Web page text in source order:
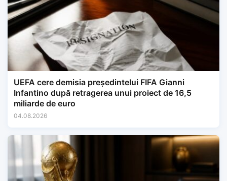
UEFA cere demisia președintelui FIFA Gianni
Infantino după retragerea unui proiect de 16,5
miliarde de euro
04.08.2026